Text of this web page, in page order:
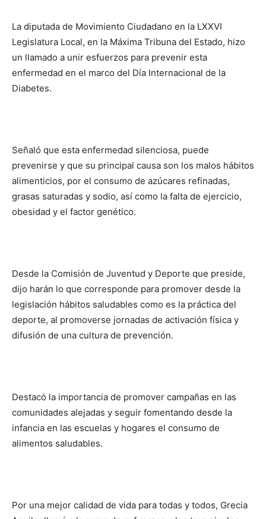
La diputada de Movimiento Ciudadano en la LXXVI
Legislatura Local, en la Máxima Tribuna del Estado, hizo
un llamado a unir esfuerzos para prevenir esta
enfermedad en el marco del Día Internacional de la
Diabetes.
Señaló que esta enfermedad silenciosa, puede
prevenirse y que su principal causa son los malos hábitos
alimenticios, por el consumo de azúcares refinadas,
grasas saturadas y sodio, así como la falta de ejercicio,
obesidad y el factor genético.
Desde la Comisión de Juventud y Deporte que preside,
dijo harán lo que corresponde para promover desde la
legislación hábitos saludables como es la práctica del
deporte, al promoverse jornadas de activación física y
difusión de una cultura de prevención.
Destacó la importancia de promover campañas en las
comunidades alejadas y seguir fomentando desde la
infancia en las escuelas y hogares el consumo de
alimentos saludables.
Por una mejor calidad de vida para todas y todos, Grecia